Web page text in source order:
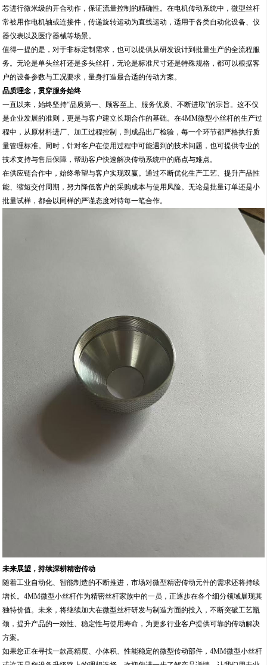
芯进行微米级的开合动作，保证流量控制的精确性。在电机传动系统中，微型丝杆
常被用作电机轴或连接件，传递旋转运动为直线运动，适用于各类自动化设备、仪
器仪表以及医疗器械等场景。
值得一提的是，对于非标定制需求，也可以提供从研发设计到批量生产的全流程服
务。无论是单头丝杆还是多头丝杆，无论是标准尺寸还是特殊规格，都可以根据客
户的设备参数与工况要求，量身打造最合适的传动方案。
品质理念，贯穿服务始终
一直以来，始终坚持“品质第一、顾客至上、服务优质、不断进取”的宗旨。这不仅
是企业发展的准则，更是与客户建立长期合作的基础。在4MM微型小丝杆的生产过
程中，从原材料进厂、加工过程控制，到成品出厂检验，每一个环节都严格执行质
量管理标准。同时，针对客户在使用过程中可能遇到的技术问题，也可提供专业的
技术支持与售后保障，帮助客户快速解决传动系统中的痛点与难点。
在供应链合作中，始终希望与客户实现双赢。通过不断优化生产工艺、提升产品性
能、缩短交付周期，努力降低客户的采购成本与使用风险。无论是批量订单还是小
批量试样，都会以同样的严谨态度对待每一笔合作。
未来展望，持续深耕精密传动
随着工业自动化、智能制造的不断推进，市场对微型精密传动元件的需求还将持续
增长。4MM微型小丝杆作为精密丝杆家族中的一员，正逐步在各个细分领域展现其
独特价值。未来，将继续加大在微型丝杆研发与制造方面的投入，不断突破工艺瓶
颈，提升产品的一致性、稳定性与使用寿命，为更多行业客户提供可靠的传动解决
方案。
如果您正在寻找一款高精度、小体积、性能稳定的微型传动部件，4MM微型小丝杆